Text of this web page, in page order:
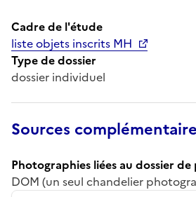
Cadre de l'étude
liste objets inscrits MH
Type de dossier
dossier individuel
Sources
Photographies liées au dossier
DOM (un seul chandelier